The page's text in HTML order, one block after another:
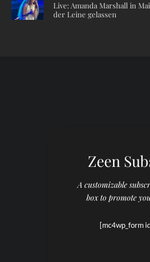
Live: Amanda Marshall in
der Leine gelassen
Zeen
A customizable
box to promote
[mc4wp_form